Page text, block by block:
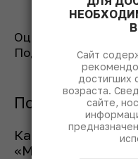
Оценить рецепт:
Поделиться:
Популярные
Как правильно
«Мохито»?
Сайт
достигших
возраста.
сайте,